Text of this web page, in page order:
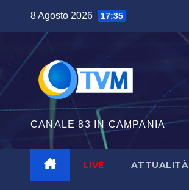
contenuto
8 Agosto 2026 17:35
CANALE 83 IN CAMPANIA
LIVE ATTUALITÀ